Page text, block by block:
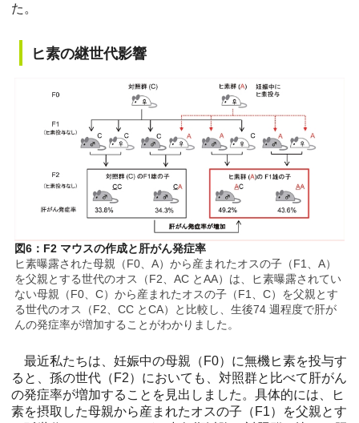
た。
ヒ素の継世代影響
図6：F2 マウスの作成と肝がん発症率
ヒ素曝露された母親（F0、A）から産まれたオスの子（F1、A）
を父親とする世代のオス（F2、AC とAA）は、ヒ素曝露されてい
ない母親（F0、C）から産まれたオスの子（F1、C）を父親とす
る世代のオス（F2、CC とCA）と比較し、生後74 週程度で肝が
んの発症率が増加することがわかりました。
最近私たちは、妊娠中の母親（F0）に無機ヒ素を投与す
ると、孫の世代（F2）においても、対照群と比べて肝がん
の発症率が増加することを見出しました。具体的には、ヒ
素を摂取した母親から産まれたオスの子（F1）を父親とす